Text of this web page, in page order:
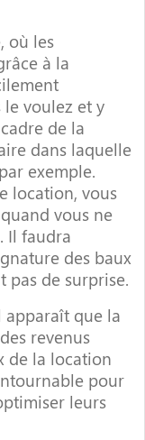
où les
à la
voulez et y
de la
dans laquelle
exemple.
location, vous
vous ne
Il faudra
des baux
pas de surprise.
apparaît que la
revenus
de la location
pour
leurs